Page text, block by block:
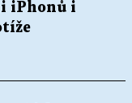
iPhonů i